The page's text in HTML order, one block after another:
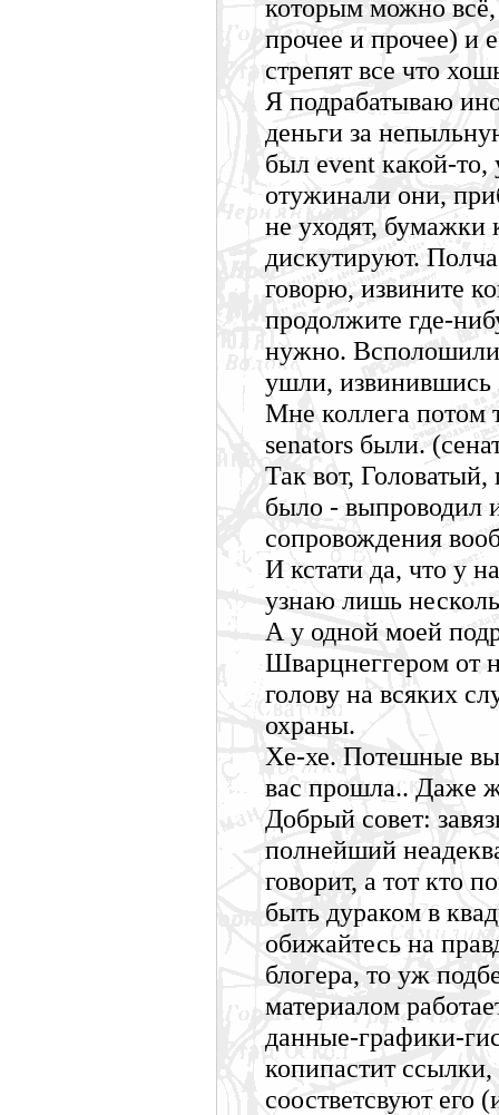
которым можно всё,
прочее и прочее) и
стрепят все что
Я подрабатываю
деньги за
был event какой-
отужинали они,
не уходят, бумажки
дискутируют.
говорю, извините
продолжите где-
нужно.
ушли, извинившись
Мне коллега потом
senators были.
Так вот, Головатый,
было - выпроводил
сопровождения
И кстати да, что у
узнаю лишь
А у одной моей
Шварцнеггером от
голову на всяких
охраны.
Хе-хе. Потешные
вас прошла.. Даже
Добрый совет:
полнейший
говорит, а тот кто
быть дураком в
обижайтесь на
блогера, то уж
материалом
данные-графики-
копипастит
соостветсвуют его